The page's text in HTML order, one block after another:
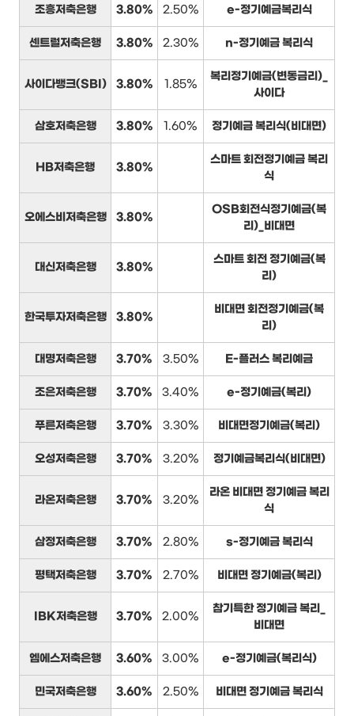
조흥저축은행 3.80% 2.50% e-정기예금복리식
센트럴저축은행 3.80% 2.30% n-정기예금 복리식
사이다뱅크(SBI) 3.80% 1.85%
복리정기예금(변동금리)_
사이다
삼호저축은행 3.80% 1.60% 정기예금 복리식(비대면)
HB저축은행 3.80%
스마트 회전정기예금 복리
식
오에스비저축은행 3.80%
OSB회전식정기예금(복
리)_비대면
대신저축은행 3.80%
스마트 회전 정기예금(복
리)
한국투자저축은행 3.80%
비대면 회전정기예금(복
리)
대명저축은행 3.70% 3.50% E-플러스 복리예금
조은저축은행 3.70% 3.40% e-정기예금(복리)
푸른저축은행 3.70% 3.30% 비대면정기예금(복리)
오성저축은행 3.70% 3.20% 정기예금복리식(비대면)
라온저축은행 3.70% 3.20%
라온 비대면 정기예금 복리
식
삼정저축은행 3.70% 2.80% s-정기예금 복리식
평택저축은행 3.70% 2.70% 비대면 정기예금(복리)
IBK저축은행 3.70% 2.00%
참기특한 정기예금 복리_
비대면
엠에스저축은행 3.60% 3.00% e-정기예금(복리식)
민국저축은행 3.60% 2.50% 비대면 정기예금 복리식